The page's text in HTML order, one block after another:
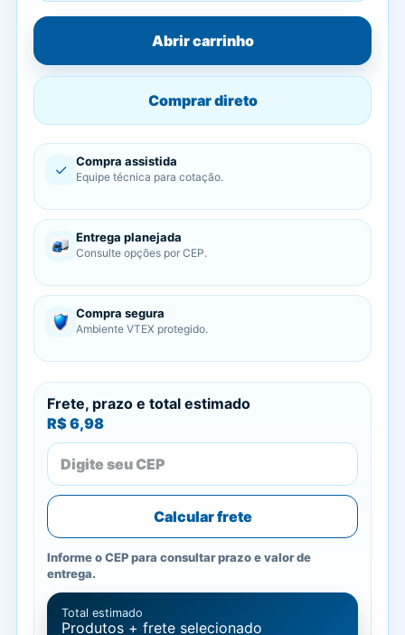
Abrir carrinho
Comprar direto
✓ Compra assistida
Equipe técnica para cotação.
Entrega planejada
Consulte opções por CEP.
Compra segura
Ambiente VTEX protegido.
Frete, prazo e total estimado
R$ 6,98
Calcular frete
Informe o CEP para consultar prazo e valor de
entrega.
Total estimado
Produtos + frete selecionado